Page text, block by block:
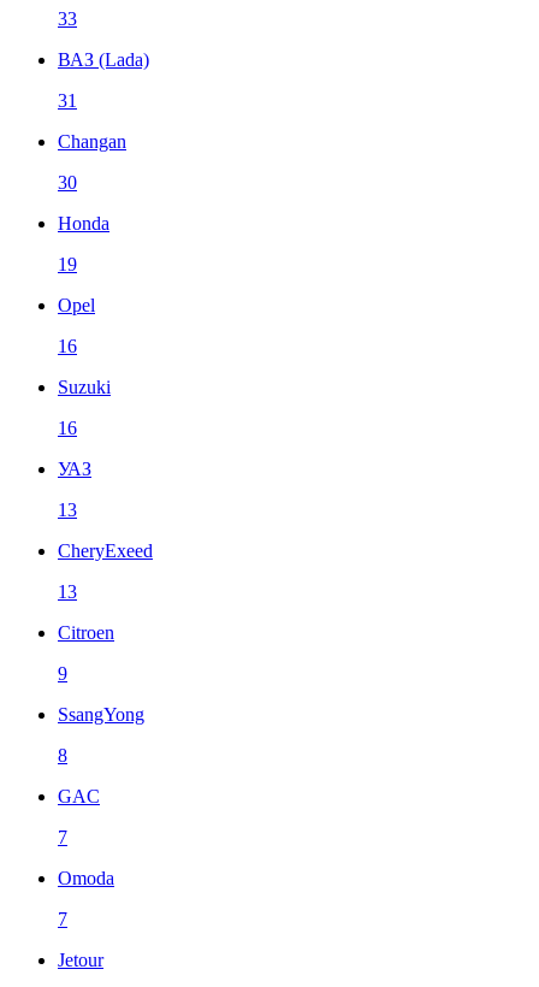
33
ВАЗ (Lada)
31
Changan
30
Honda
19
Opel
16
Suzuki
16
УАЗ
13
CheryExeed
13
Citroen
9
SsangYong
8
GAC
7
Omoda
7
Jetour